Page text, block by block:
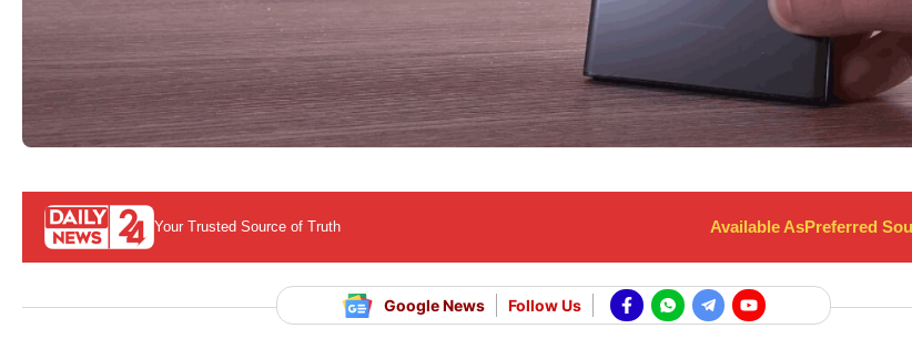
Your Trusted Source of Truth Available AsPreferred
Google News Follow Us